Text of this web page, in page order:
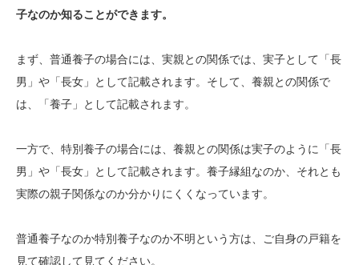
子なのか知ることができます。
まず、普通養子の場合には、実親との関係では、実子として「長
男」や「長女」として記載されます。そして、養親との関係で
は、「養子」として記載されます。
一方で、特別養子の場合には、養親との関係は実子のように「長
男」や「長女」として記載されます。養子縁組なのか、それとも
実際の親子関係なのか分かりにくくなっています。
普通養子なのか特別養子なのか不明という方は、ご自身の戸籍を
見て確認して見てください。